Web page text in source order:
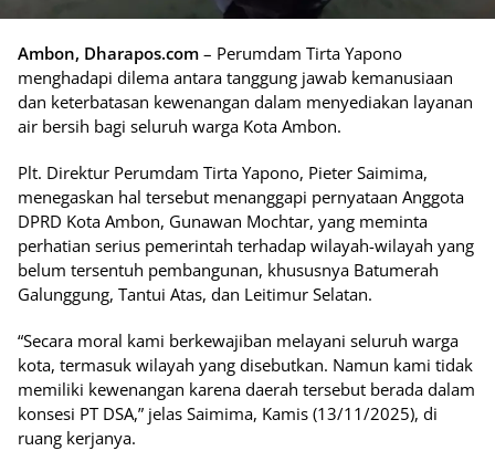
Ambon, Dharapos.com – Perumdam Tirta Yapono
menghadapi dilema antara tanggung jawab kemanusiaan
dan keterbatasan kewenangan dalam menyediakan layanan
air bersih bagi seluruh warga Kota Ambon.
Plt. Direktur Perumdam Tirta Yapono, Pieter Saimima,
menegaskan hal tersebut menanggapi pernyataan Anggota
DPRD Kota Ambon, Gunawan Mochtar, yang meminta
perhatian serius pemerintah terhadap wilayah-wilayah yang
belum tersentuh pembangunan, khususnya Batumerah
Galunggung, Tantui Atas, dan Leitimur Selatan.
“Secara moral kami berkewajiban melayani seluruh warga
kota, termasuk wilayah yang disebutkan. Namun kami tidak
memiliki kewenangan karena daerah tersebut berada dalam
konsesi PT DSA,” jelas Saimima, Kamis (13/11/2025), di
ruang kerjanya.